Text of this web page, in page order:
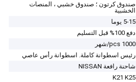
صندوق كرتون ؛ صندوق خشبي ، المنصات
الخشبية
5-15 يوما
دفع 100% قبل التسليم
1000 pcs/شهر
رئيس اسطوانة كاملة. اسطوانة رأس عاصي
شاحنة رافعة NISSAN
K21 K25